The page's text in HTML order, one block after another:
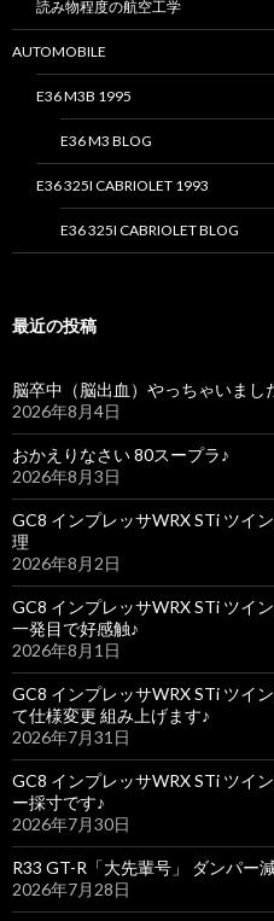
読み物程度の航空工学
AUTOMOBILE
E36 M3B 1995
E36 M3 BLOG
E36 325I CABRIOLET 1993
E36 325I CABRIOLET BLOG
最近の投稿
脳卒中（脳出血）やっちゃいま
2026年8月4日
おかえりなさい 80スープラ♪
2026年8月3日
GC8 インプレッサWRX STi ツ
理
2026年8月2日
GC8 インプレッサWRX STi ツ
一発目で好感触♪
2026年8月1日
GC8 インプレッサWRX STi ツ
て仕様変更 組み上げます♪
2026年7月31日
GC8 インプレッサWRX STi ツ
ー採寸です♪
2026年7月30日
R33 GT-R「大先輩号」 ダンパー
2026年7月28日